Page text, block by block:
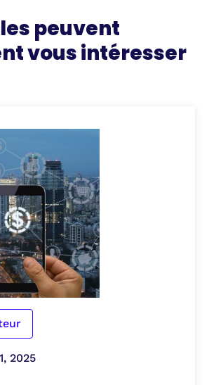
peuvent
vous intéresser
2025